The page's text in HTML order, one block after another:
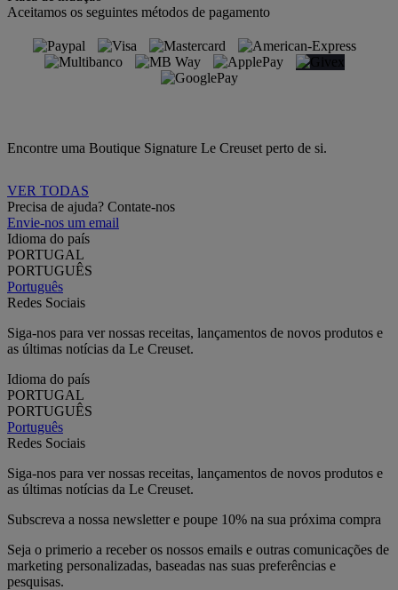
Aceitamos os seguintes métodos de pagamento
Encontre uma Boutique Signature Le Creuset perto de si.
VER TODAS
Precisa de ajuda? Contate-nos
Envie-nos um email
Idioma do país
PORTUGAL
PORTUGUÊS
Português
Redes Sociais
Siga-nos para ver nossas receitas, lançamentos de novos produtos e
as últimas notícias da Le Creuset.
Idioma do país
PORTUGAL
PORTUGUÊS
Português
Redes Sociais
Siga-nos para ver nossas receitas, lançamentos de novos produtos e
as últimas notícias da Le Creuset.
Subscreva a nossa newsletter e poupe 10% na sua próxima compra
Seja o primerio a receber os nossos emails e outras comunicações de
marketing personalizadas, baseadas nas suas preferências e
pesquisas.